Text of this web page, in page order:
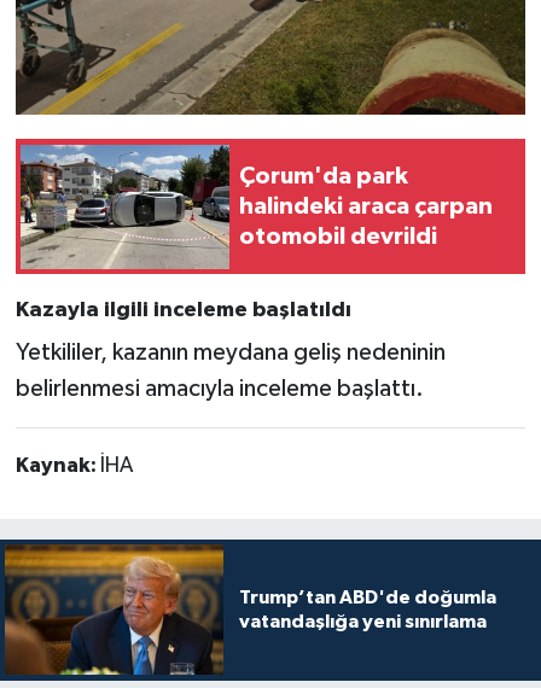
Çorum'da park
halindeki araca çarpan
otomobil devrildi
Kazayla ilgili inceleme başlatıldı
Yetkililer, kazanın meydana geliş nedeninin
belirlenmesi amacıyla inceleme başlattı.
Kaynak: İHA
Trump’tan ABD'de doğumla
vatandaşlığa yeni sınırlama